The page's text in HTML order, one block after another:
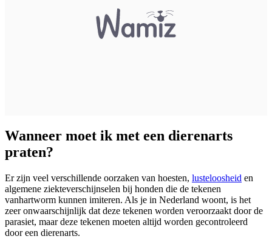
Wanneer moet ik met een dierenarts
praten?
Er zijn veel verschillende oorzaken van hoesten, lusteloosheid en
algemene ziekteverschijnselen bij honden die de tekenen
vanhartworm kunnen imiteren. Als je in Nederland woont, is het
zeer onwaarschijnlijk dat deze tekenen worden veroorzaakt door de
parasiet, maar deze tekenen moeten altijd worden gecontroleerd
door een dierenarts.